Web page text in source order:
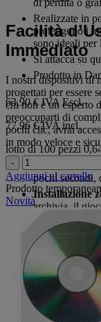
Facilità
Immediato
I nostri dispositivi di
progettati per essere
chi non è un esperto
preoccuparti di
pochi clic, avrai
in modo veloce e
pochi secondi,
Installazione
archivia, il
dispositivi
operativo e
Protezione
Realizzate in
proteggono i
sono ideali per
Si attacca su
Prodotto in
63,90 €IVA Escl.
77,96 € IVA incl.
lotto di 100 pezzi
-
Aggiungi al carrello
Prodotto
Novità